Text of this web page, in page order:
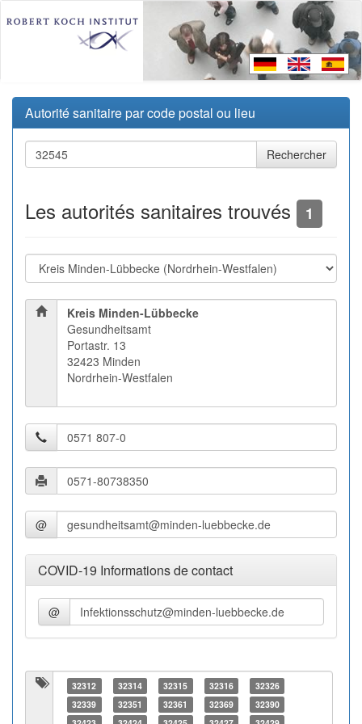
Autorité sanitaire par code postal ou lieu
Les autorités sanitaires trouvés 1
Kreis Minden-Lübbecke
Gesundheitsamt
Portastr. 13
32423 Minden
Nordrhein-Westfalen
@
COVID-19 Informations de contact
@
32312 32314 32315 32316
32326
32339
32351 32361 32369
32390